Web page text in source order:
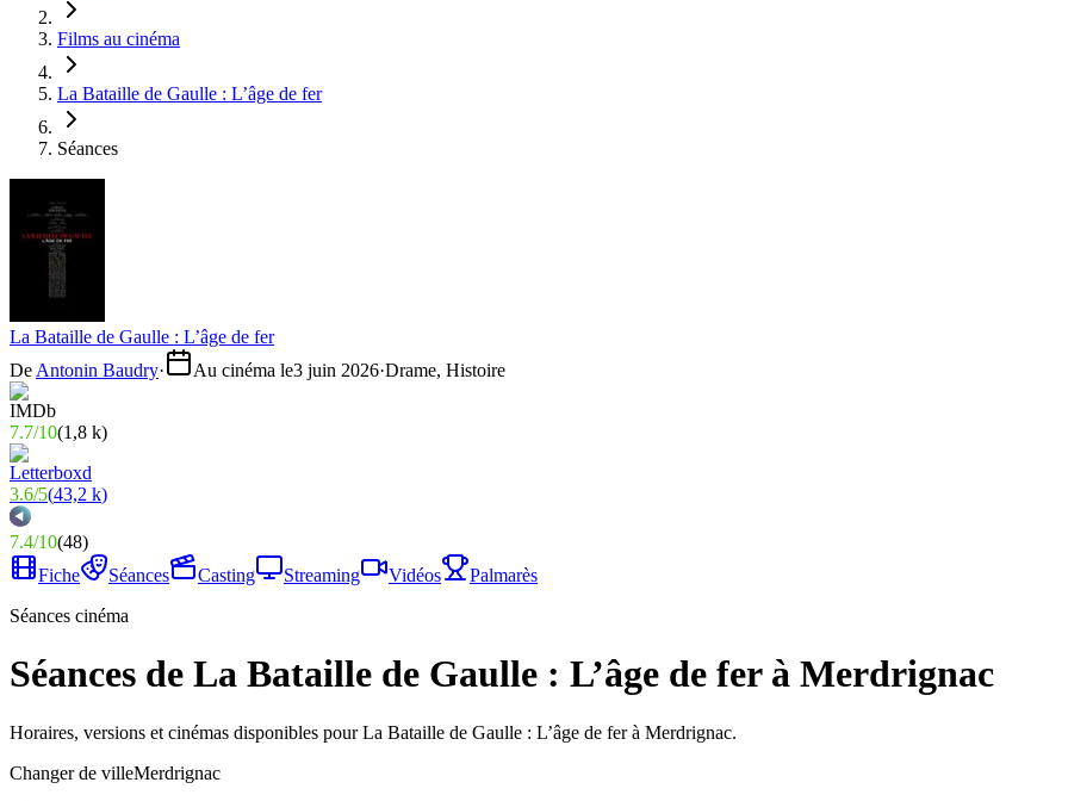
Films au cinéma
La Bataille de Gaulle : L’âge de fer
Séances
La Bataille de Gaulle : L’âge de fer
De Antonin Baudry· Au cinéma le3 juin 2026·Drame, Histoire
7.7/10(1,8 k)
3.6/5(43,2 k)
7.4/10(48)
Fiche
Séances Casting Streaming Vidéos
Palmarès
Séances cinéma
Séances de La Bataille de Gaulle : L’âge de fer à Merdrignac
Horaires, versions et cinémas disponibles pour La Bataille de Gaulle : L’âge de fer à Merdrignac.
Changer de villeMerdrignac